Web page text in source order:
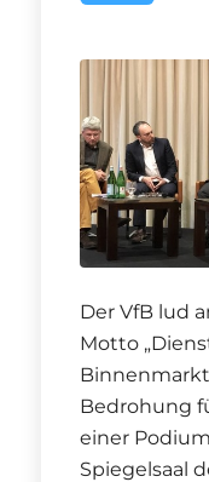
Der VfB lud
Motto
Bedrohung
einer
Spiegelsaal